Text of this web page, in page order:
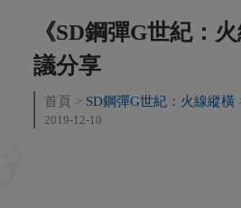
《SD鋼彈G世紀：
議分享
首頁 SD鋼彈G世紀：火線縱橫
2019-12-10